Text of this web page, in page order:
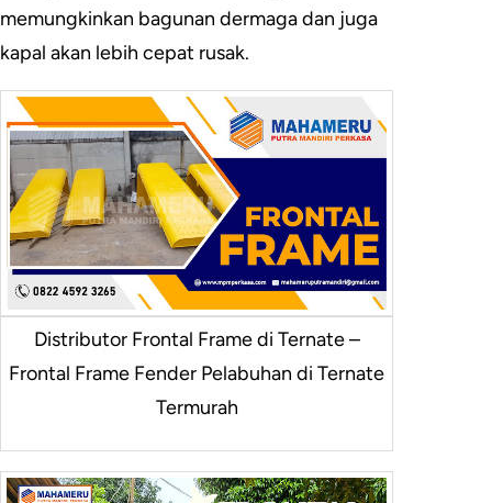
memungkinkan bagunan dermaga dan juga
kapal akan lebih cepat rusak.
Distributor Frontal Frame di Ternate –
Frontal Frame Fender Pelabuhan di Ternate
Termurah